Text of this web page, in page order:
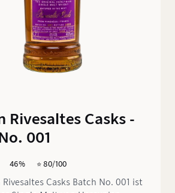
Rivesaltes Casks -
001
46% ⭐️ 80/100
Rivesaltes Casks Batch No. 001 ist